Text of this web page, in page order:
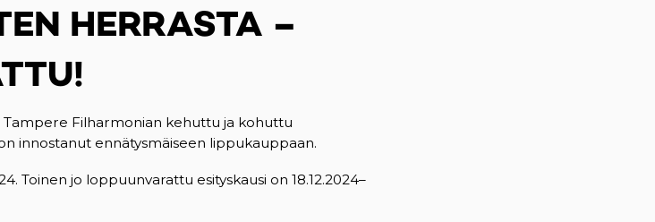
HERRASTA –
Filharmonian kehuttu ja kohuttu
innostanut ennätysmäiseen lippukauppaan.
Toinen jo loppuunvarattu esityskausi on 18.12.2024–